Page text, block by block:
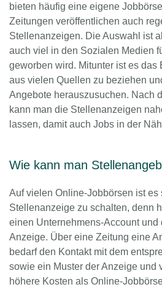
bieten häufig eine eigene
Zeitungen veröffentlichen auch
Stellenanzeigen. Die Auswahl ist
auch viel in den Sozialen Medien
geworben wird. Mitunter ist es das
aus vielen Quellen zu beziehen
Angebote herauszusuchen. Nach
kann man die Stellenanzeigen
lassen, damit auch Jobs in der
Wie kann man
Auf vielen Online-Jobbörsen ist
Stellenanzeige zu schalten, denn
einen Unternehmens-Account und
Anzeige. Über eine Zeitung eine
bedarf den Kontakt mit dem
sowie ein Muster der Anzeige und
höhere Kosten als Online-